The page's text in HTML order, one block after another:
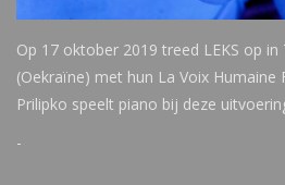
Op 17 oktober 2019 treed LEKS op
(Oekraïne) met hun La Voix Humaine
Prilipko speelt piano bij deze
-